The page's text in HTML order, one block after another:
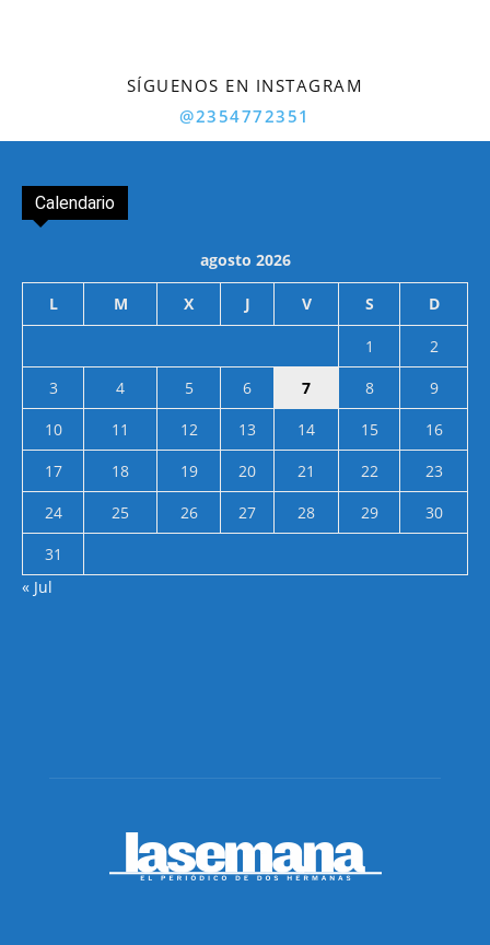
SÍGUENOS EN INSTAGRAM
@2354772351
Calendario
agosto 2026
L M X J V S D
1
2
3
4 5 6 7 8
9
10
11 12 13 14 15
16
17
18 19 20 21 22
23
24
25 26 27 28 29
30
31
« Jul